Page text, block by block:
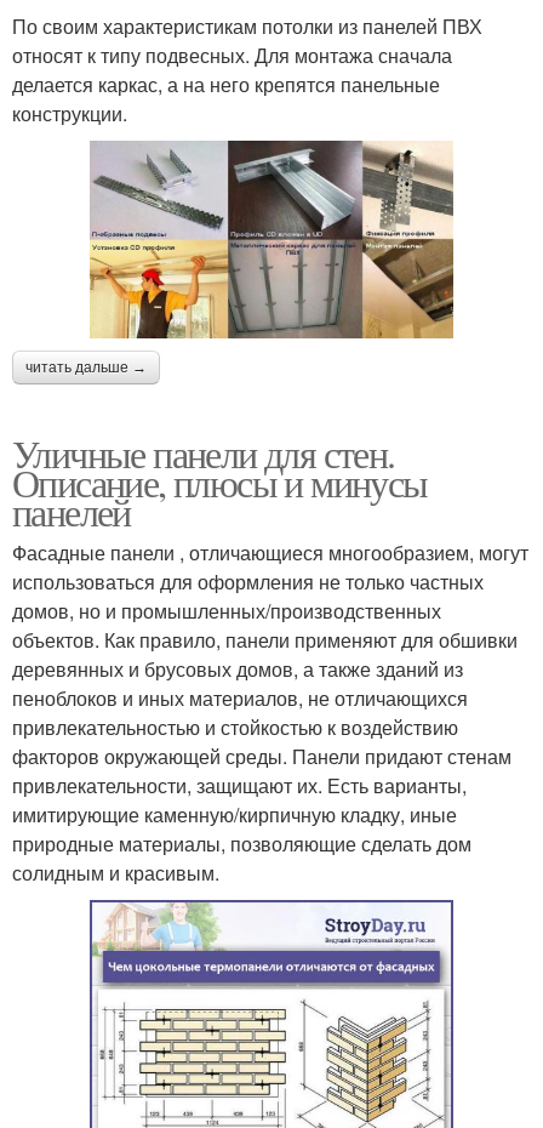
По своим характеристикам потолки из панелей ПВХ
относят к типу подвесных. Для монтажа сначала
делается каркас, а на него крепятся панельные
конструкции.
читать дальше →
Уличные панели для стен.
Описание, плюсы и минусы
панелей
Фасадные панели , отличающиеся многообразием, могут
использоваться для оформления не только частных
домов, но и промышленных/производственных
объектов. Как правило, панели применяют для обшивки
деревянных и брусовых домов, а также зданий из
пеноблоков и иных материалов, не отличающихся
привлекательностью и стойкостью к воздействию
факторов окружающей среды. Панели придают стенам
привлекательности, защищают их. Есть варианты,
имитирующие каменную/кирпичную кладку, иные
природные материалы, позволяющие сделать дом
солидным и красивым.